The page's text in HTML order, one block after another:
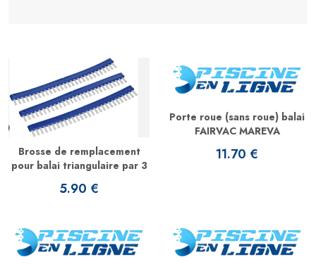
Brosse de remplacement
pour balai triangulaire par 3
5.90 €
Porte roue (sans roue) balai
FAIRVAC MAREVA
11.70 €